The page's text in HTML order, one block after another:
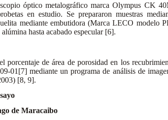
óptico metalográfico marca Olympus CK
en estudio. Se prepararon muestras
mediante embutidora (Marca LECO modelo
hasta acabado especular [6].
porcentaje de área de porosidad en los
01[7] mediante un programa de análisis de
[8, 9].
de Maracaibo